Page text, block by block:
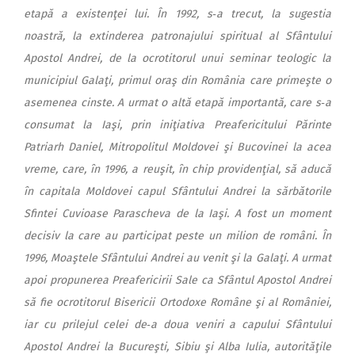
etapă a existenţei lui. În 1992, s‑a trecut, la sugestia
noastră, la extinderea patronajului spiritual al Sfântului
Apostol Andrei, de la ocrotitorul unui seminar teologic la
municipiul Galaţi, primul oraş din România care primeşte o
asemenea cinste. A urmat o altă etapă importantă, care s‑a
consumat la Iaşi, prin iniţiativa Preafericitului Părinte
Patriarh Daniel, Mitropolitul Moldovei şi Bucovinei la acea
vreme, care, în 1996, a reuşit, în chip providenţial, să aducă
în capitala Moldovei capul Sfântului Andrei la sărbătorile
Sfintei Cuvioase Parascheva de la Iaşi. A fost un moment
decisiv la care au participat peste un milion de români. În
1996, Moaştele Sfântului Andrei au venit şi la Galaţi. A urmat
apoi propunerea Preafericirii Sale ca Sfântul Apostol Andrei
să fie ocrotitorul Bisericii Ortodoxe Române şi al României,
iar cu prilejul celei de‑a doua veniri a capului Sfântului
Apostol Andrei la Bucureşti, Sibiu şi Alba Iulia, autorităţile